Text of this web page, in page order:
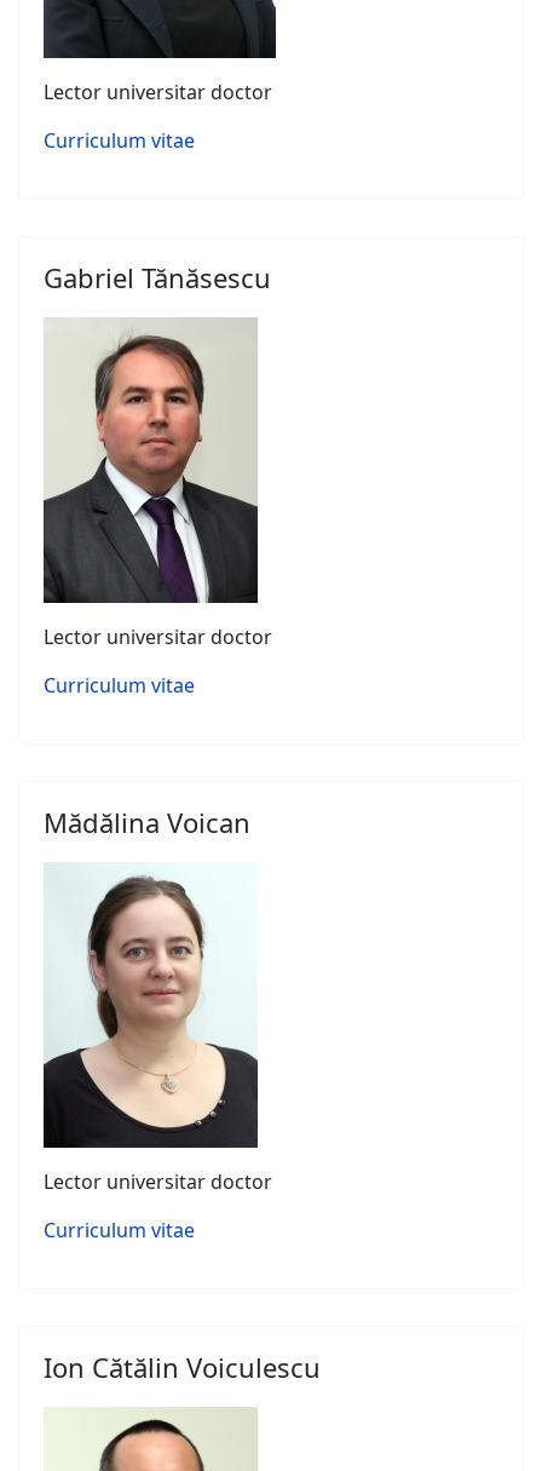
Lector universitar doctor
Curriculum vitae
Gabriel Tănăsescu
Lector universitar doctor
Curriculum vitae
Mădălina Voican
Lector universitar doctor
Curriculum vitae
Ion Cătălin Voiculescu